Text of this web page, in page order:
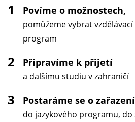
1 Povíme o možnostech,
pomůžeme vybrat
program
2 Připravíme k přijetí
a dalšímu studiu v zahraničí
3 Postaráme se o zařazení
do jazykového programu,